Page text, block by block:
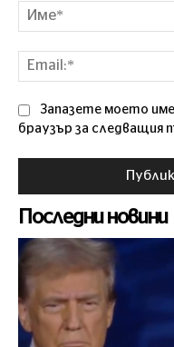
Запазете моето
браузър за следващия
Последни новини